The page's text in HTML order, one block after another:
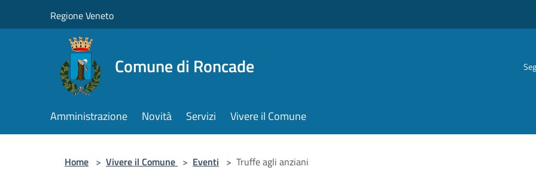
Regione Veneto
Comune di Roncade
Amministrazione Novità Servizi Vivere il Comune
Home > Vivere il Comune > Eventi > Truffe agli anziani